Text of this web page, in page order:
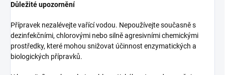
Důležité upozornění
Přípravek nezalévejte vařící vodou. Nepoužívejte současně s
dezinfekčními, chlorovými nebo silně agresivními chemickými
prostředky, které mohou snižovat účinnost enzymatických a
biologických přípravků.